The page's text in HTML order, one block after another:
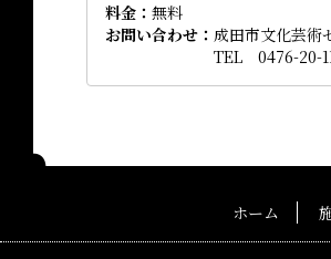
料金
無料
お問い合わせ
成田市文化芸
TEL 0476-20-
ホーム